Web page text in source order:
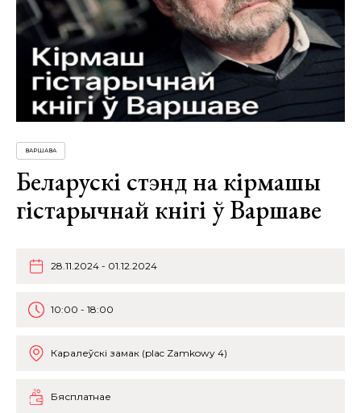
ВАРШАВА
Беларускі стэнд на кірмашы
гістарычнай кнігі ў Варшаве
28.11.2024 - 01.12.2024
10:00 - 18:00
Каралеўскі замак (plac Zamkowy 4)
Бясплатнае